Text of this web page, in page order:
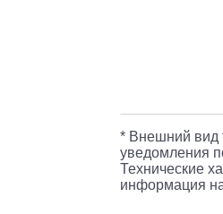
* Внешний вид
уведомления
Технические
информация на